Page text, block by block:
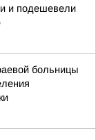
и подешевели
больницы